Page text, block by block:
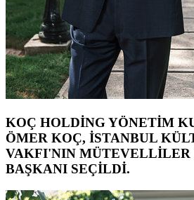
KOÇ HOLDİNG YÖNETİM
ÖMER KOÇ, İSTANBUL
VAKFI'NIN MÜTEVELLİLER
BAŞKANI SEÇİLDİ.